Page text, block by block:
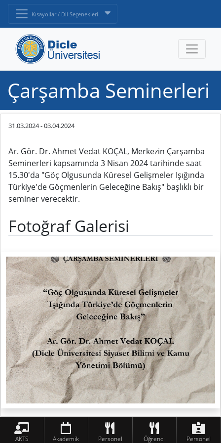
Kısayollar / Dil Seçenekleri
Çarşamba Seminerleri
31.03.2024-03.04.2024
Ar. Gör. Dr. Ahmet Vedat KOÇAL, Merkezin Çarşamba
Seminerleri kapsamında 3 Nisan 2024 tarihinde saat
15.30'da "Göç Olgusunda Küresel Gelişmeler Işığında
Türkiye'de Göçmenlerin Geleceğine Bakış" başlıklı bir
seminer verecektir.
Fotoğraf Galerisi
AKTS Akademik Personel Öğrenci Personel